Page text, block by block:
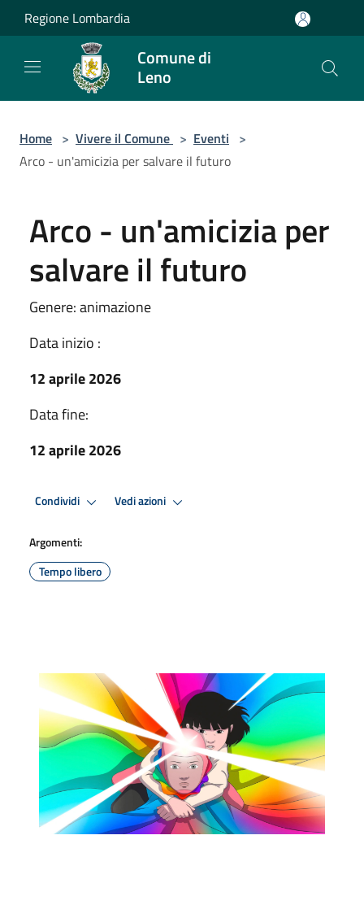
Salta al contenuto principale
Regione Lombardia
Comune di
Leno
Home > Vivere il Comune > Eventi >
Arco - un'amicizia per salvare il futuro
Arco - un'amicizia per
salvare il futuro
Genere: animazione
Data inizio :
12 aprile 2026
Data fine:
12 aprile 2026
Condividi Vedi azioni
Argomenti:
Tempo libero